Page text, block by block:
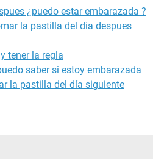
¿puedo estar embarazada ?
la pastilla del dia despues
tener la regla
saber si estoy embarazada
la pastilla del día siguiente